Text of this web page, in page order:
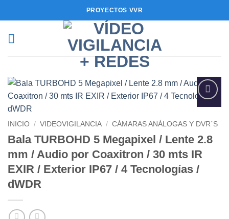
al
PROYECTOS VVR
Añadir
lista de
deseos
INICIO / VIDEOVIGILANCIA / CÁMARAS ANÁLOGAS Y DVR´S
Bala TURBOHD 5 Megapixel / Lente 2.8
mm / Audio por Coaxitron / 30 mts IR
EXIR / Exterior IP67 / 4 Tecnologías /
dWDR